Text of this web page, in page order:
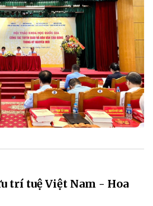
trí tuệ Việt Nam - Hoa